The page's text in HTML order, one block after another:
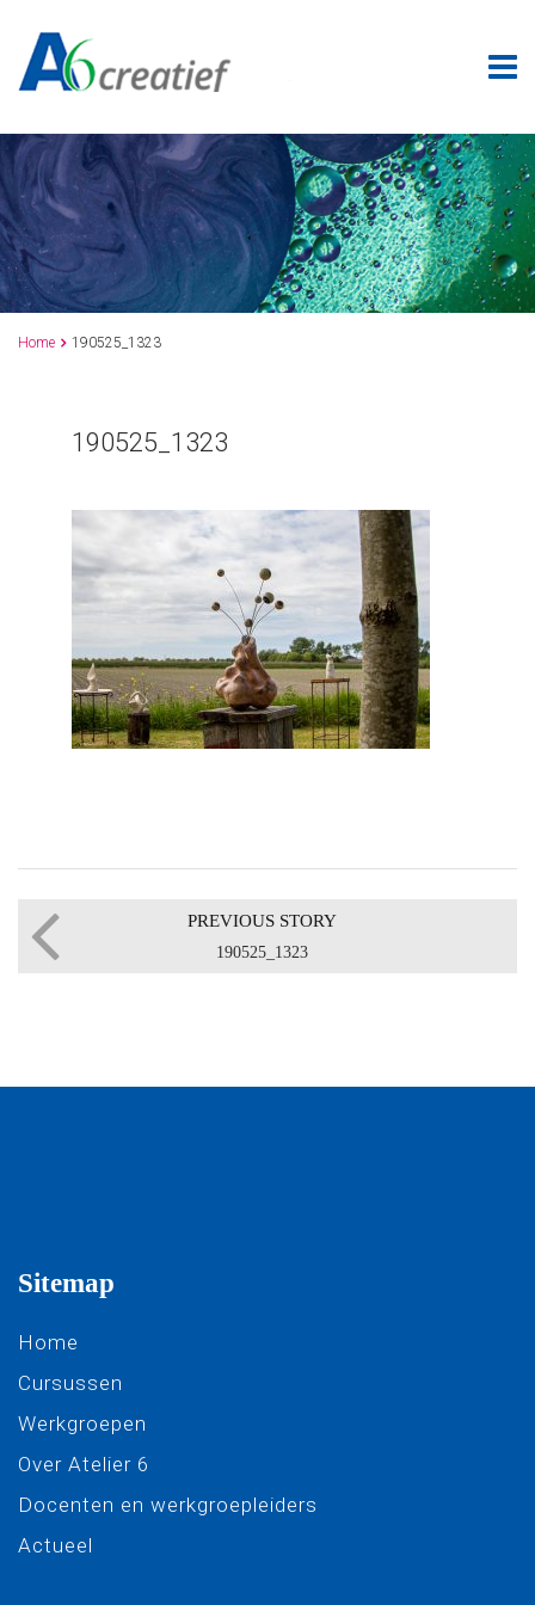
Home  190525_1323
190525_1323
PREVIOUS STORY
190525_1323
Sitemap
Home
Cursussen
Werkgroepen
Over Atelier 6
Docenten en werkgroepleiders
Actueel